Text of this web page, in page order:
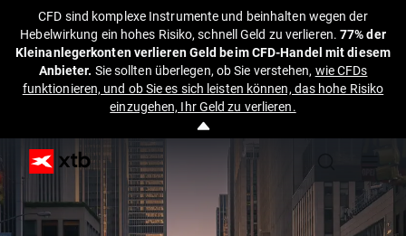
CFD sind komplexe Instrumente und beinhalten wegen der
Hebelwirkung ein hohes Risiko, schnell Geld zu verlieren.77% der
Kleinanlegerkonten verlieren Geld beim CFD-Handel mit diesem
Anbieter. Sie sollten überlegen, ob Sie verstehen, wie CFDs
funktionieren, und ob Sie es sich leisten können, das hohe Risiko
einzugehen, Ihr Geld zu verlieren.